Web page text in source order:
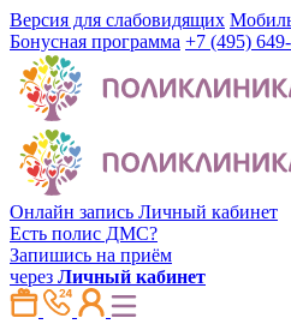
Версия для слабовидящих
Бонусная программа +7 (495)
Онлайн запись Личный кабинет
Есть полис ДМС?
Запишись на приём
через Личный кабинет